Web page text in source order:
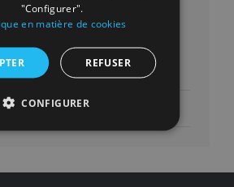
social
"Configurer".
en matière de cookies
REFUSER
CONFIGURER